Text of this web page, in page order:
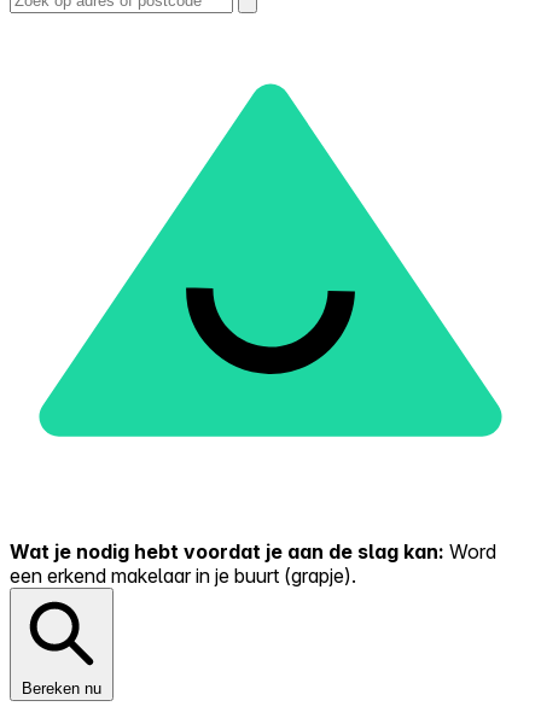
Wat je nodig hebt voordat je aan de slag kan: Word
een erkend makelaar in je buurt (grapje).
Bereken nu